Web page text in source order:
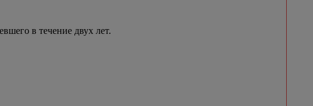
в течение двух лет.